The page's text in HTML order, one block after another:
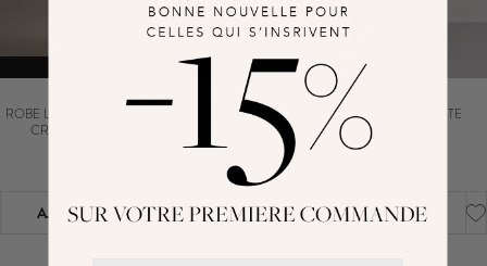
THE GREATEST
ROBE LONGUE BARDOT BLANCHE ET
CRÈME AVEC JUPE EN TULLE
AJOUTER AU PANIER
LOVE POEM
ROBE MI-LONGUE MOULANTE
BLANCHE AVEC NŒUD
SURDIMMENTIONNÉ
AJOUTER AU PANIER